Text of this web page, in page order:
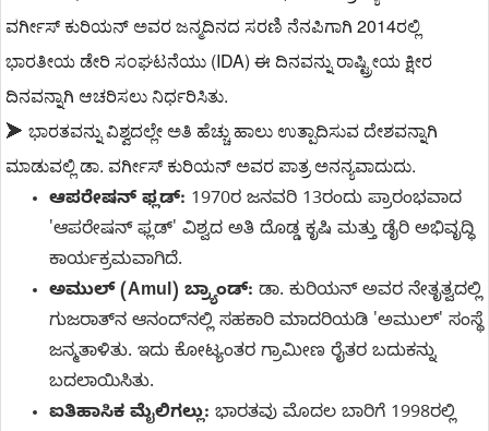
ವರ್ಗೀಸ್ ಕುರಿಯನ್ ಅವರ ಜನ್ಮದಿನದ ಸರಣಿ ನೆನಪಿಗಾಗಿ 2014ರಲ್ಲಿ
ಭಾರತೀಯ ಡೇರಿ ಸಂಘಟನೆಯು (IDA) ಈ ದಿನವನ್ನು ರಾಷ್ಟ್ರೀಯ ಕ್ಷೀರ
ದಿನವನ್ನಾಗಿ ಆಚರಿಸಲು ನಿರ್ಧರಿಸಿತು.
➤ ಭಾರತವನ್ನು ವಿಶ್ವದಲ್ಲೇ ಅತಿ ಹೆಚ್ಚು ಹಾಲು ಉತ್ಪಾದಿಸುವ ದೇಶವನ್ನಾಗಿ
ಮಾಡುವಲ್ಲಿ ಡಾ. ವರ್ಗೀಸ್ ಕುರಿಯನ್ ಅವರ ಪಾತ್ರ ಅನನ್ಯವಾದುದು.
ಆಪರೇಷನ್ ಫ್ಲಡ್: 1970ರ ಜನವರಿ 13ರಂದು ಪ್ರಾರಂಭವಾದ
'ಆಪರೇಷನ್ ಫ್ಲಡ್' ವಿಶ್ವದ ಅತಿ ದೊಡ್ಡ ಕೃಷಿ ಮತ್ತು ಡೈರಿ ಅಭಿವೃದ್ಧಿ
ಕಾರ್ಯಕ್ರಮವಾಗಿದೆ.
ಅಮುಲ್ (Amul) ಬ್ರ್ಯಾಂಡ್: ಡಾ. ಕುರಿಯನ್ ಅವರ ನೇತೃತ್ವದಲ್ಲಿ
ಗುಜರಾತ್‌ನ ಆನಂದ್‌ನಲ್ಲಿ ಸಹಕಾರಿ ಮಾದರಿಯಡಿ 'ಅಮುಲ್' ಸಂಸ್ಥೆ
ಜನ್ಮತಾಳಿತು. ಇದು ಕೋಟ್ಯಂತರ ಗ್ರಾಮೀಣ ರೈತರ ಬದುಕನ್ನು
ಬದಲಾಯಿಸಿತು.
ಐತಿಹಾಸಿಕ ಮೈಲಿಗಲ್ಲು: ಭಾರತವು ಮೊದಲ ಬಾರಿಗೆ 1998ರಲ್ಲಿ